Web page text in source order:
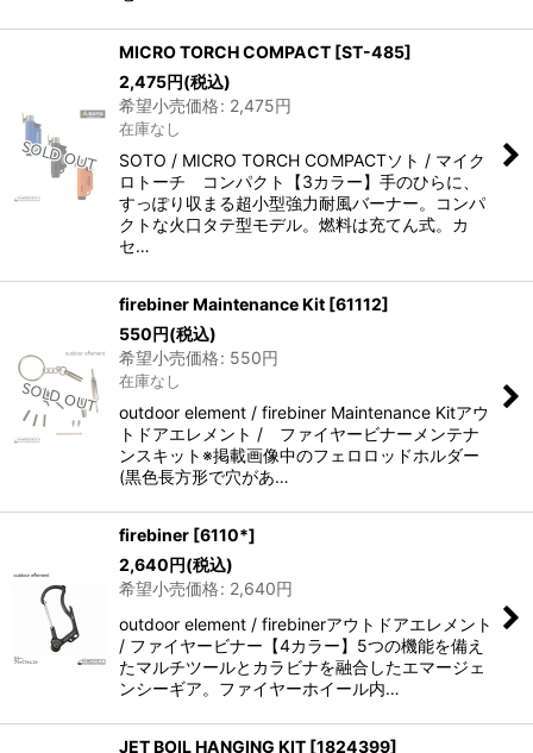
MICRO TORCH COMPACT [ST-485]
2,475円(税込)
希望小売価格: 2,475円
在庫なし
SOTO / MICRO TORCH COMPACTソト / マイク
ロトーチ コンパクト【3カラー】手のひらに、
すっぽり収まる超小型強力耐風バーナー。コンパ
クトな火口タテ型モデル。燃料は充てん式。カ
セ…
firebiner Maintenance Kit [61112]
550円(税込)
希望小売価格: 550円
在庫なし
outdoor element / firebiner Maintenance Kitアウ
トドアエレメント / ファイヤービナーメンテナ
ンスキット※掲載画像中のフェロロッドホルダー
(黒色長方形で穴があ…
firebiner [6110*]
2,640円(税込)
希望小売価格: 2,640円
outdoor element / firebinerアウトドアエレメント
/ ファイヤービナー【4カラー】5つの機能を備え
たマルチツールとカラビナを融合したエマージェ
ンシーギア。ファイヤーホイール内…
JET BOIL HANGING KIT [1824399]